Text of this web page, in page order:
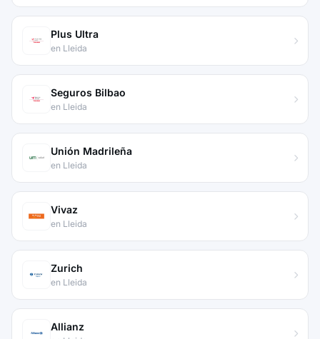
Plus Ultra
en Lleida
Seguros Bilbao
en Lleida
Unión Madrileña
en Lleida
Vivaz
en Lleida
Zurich
en Lleida
Allianz